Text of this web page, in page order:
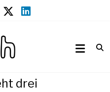
muula.ch
drei